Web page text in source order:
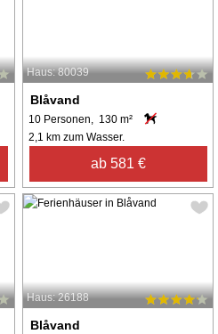
Haus: 80039
Blåvand
10 Personen, 130 m²
2,1 km zum Wasser.
ab 581 €
Haus: 26188
Blåvand